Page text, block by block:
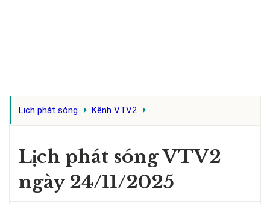
Lịch phát sóng Kênh VTV2
Lịch phát sóng VTV2
ngày 24/11/2025